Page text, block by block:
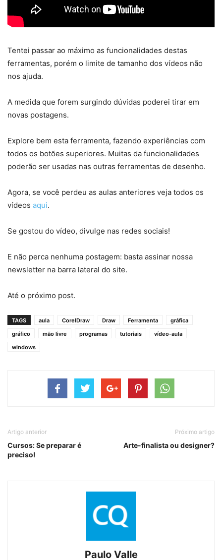
Tentei passar ao máximo as funcionalidades destas
ferramentas, porém o limite de tamanho dos vídeos não
nos ajuda.
A medida que forem surgindo dúvidas poderei tirar em
novas postagens.
Explore bem esta ferramenta, fazendo experiências com
todos os botões superiores. Muitas da funcionalidades
poderão ser usadas nas outras ferramentas de desenho.
Agora, se você perdeu as aulas anteriores veja todos os
vídeos aqui.
Se gostou do vídeo, divulge nas redes sociais!
E não perca nenhuma postagem: basta assinar nossa
newsletter na barra lateral do site.
Até o próximo post.
TAGS aula CorelDraw Draw Ferramenta
gráfica
gráfico
mão livre programas tutoriais
vídeo-aula
windows
Artigo anterior
Cursos: Se preparar é
preciso!
Próximo artigo
Arte-finalista ou designer?
Paulo Valle